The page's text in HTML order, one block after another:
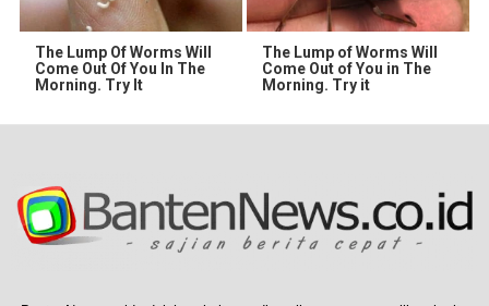
The Lump Of Worms Will
Come Out Of You In The
Morning. Try It
The Lump of Worms Will
Come Out of You in The
Morning. Try it